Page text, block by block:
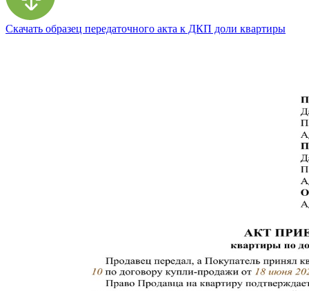
Скачать образец передаточного акта к ДКП доли квартиры